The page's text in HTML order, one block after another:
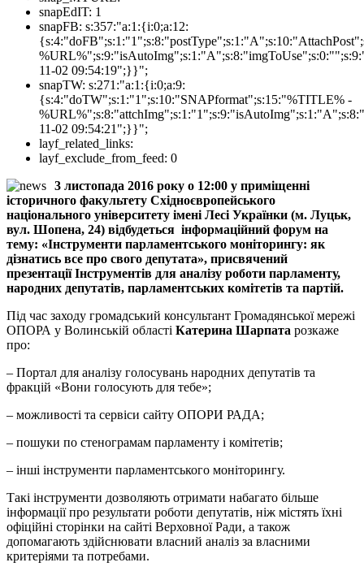
snapEdIT: 1
snapFB: s:357:"a:1:{i:0;a:12:
11-02 09:54:19";}}";
snapTW: s:271:"a:1:{i:0;a:9:
{s:4:"doTW";s:1:"1";s:10:"SNAPformat";s:15:"%TITLE% -
11-02 09:54:21";}}";
layf_related_links:
layf_exclude_from_feed: 0
3 листопада 2016 року о 12:00 у приміщенні
історичного факультету Східноєвропейського
національного університету імені Лесі Українки (м. Луцьк,
вул. Шопена, 24) відбудеться інформаційний форум на
тему: «Інструменти парламентського моніторингу: як
дізнатись все про свого депутата», присвячений
презентації Інструментів для аналізу роботи парламенту,
народних депутатів, парламентських комітетів та партій.
Під час заходу громадський консультант Громадянської мережі
ОПОРА у Волинській області Катерина Шарпата розкаже
про:
– Портал для аналізу голосувань народних депутатів та
фракцій «Вони голосують для тебе»;
– можливості та сервіси сайту ОПОРИ РАДА;
– пошуки по стенограмам парламенту і комітетів;
– інші інструменти парламентського моніторингу.
Такі інструменти дозволяють отримати набагато більше
інформації про результати роботи депутатів, ніж містять їхні
офіційні сторінки на сайті Верховної Ради, а також
допомагають здійснювати власний аналіз за власними
критеріями та потребами.